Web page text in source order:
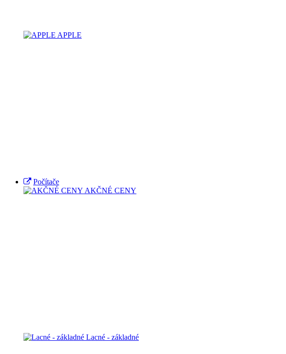
APPLE
Počítače
AKČNÉ CENY
Lacné - základné